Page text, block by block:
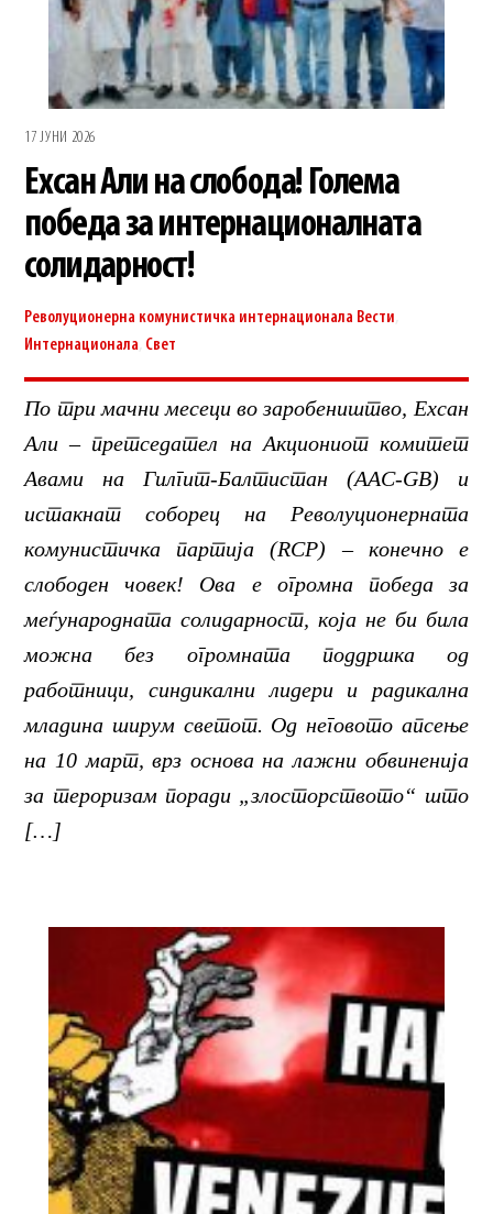
17 ЈУНИ 2026
Ехсан Али на слобода! Голема
победа за интернационалната
солидарност!
Револуционерна комунистичка интернационала Вести
Интернационала Свет
По три мачни месеци во заробеништво, Ехсан
Али – претседател на Акциониот комитет
Авами на Гилгит-Балтистан (AAC-GB) и
истакнат соборец на Револуционерната
комунистичка партија (RCP) – конечно е
слободен човек! Ова е огромна победа за
меѓународната солидарност, која не би била
можна без огромната поддршка од
работници, синдикални лидери и радикална
младина ширум светот. Од неговото апсење
на 10 март, врз основа на лажни обвиненија
за тероризам поради „злосторството“ што
[…]